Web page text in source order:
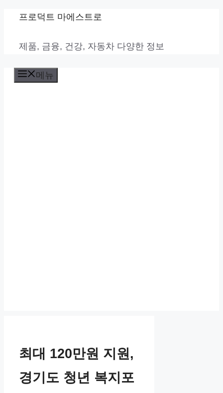
프로덕트 마에스트로
제품, 금융, 건강, 자동차 다양한 정보
메뉴
최대 120만원 지원,
경기도 청년 복지포